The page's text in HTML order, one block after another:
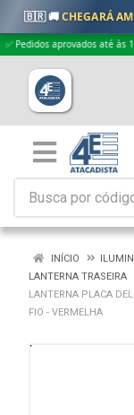
🇧🇷 🚚CHEGARÁ
aprovados até às 18h
INÍCIO
LANTERNA TRASEIRA
LANTERNA PLACA
FIO - VERMELHA